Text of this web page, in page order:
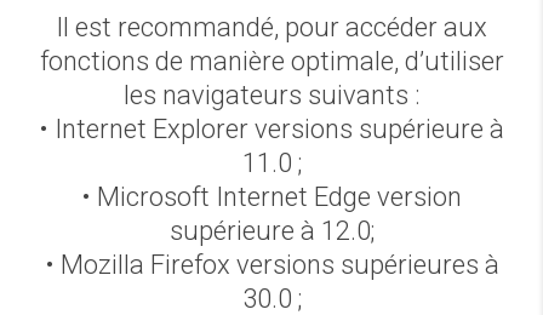
Il est recommandé, pour accéder aux
fonctions de manière optimale, d’utiliser
les navigateurs suivants :
• Internet Explorer versions supérieure à
11.0 ;
• Microsoft Internet Edge version
supérieure à 12.0;
• Mozilla Firefox versions supérieures à
30.0 ;